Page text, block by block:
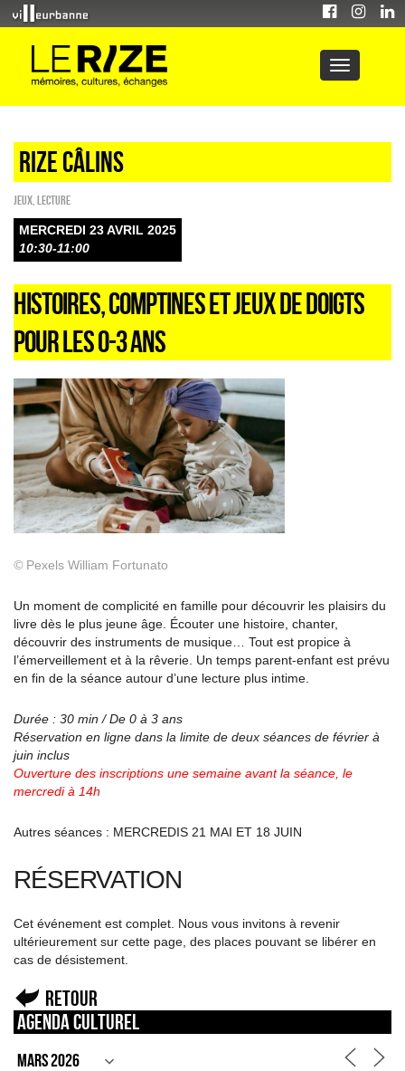
Rize câlins
Jeux Lecture
MERCREDI 23 AVRIL 2025
10:30-11:00
HISTOIRES, COMPTINES ET JEUX DE DOIGTS
POUR LES 0-3 ANS
© Pexels William Fortunato
Un moment de complicité en famille pour découvrir les plaisirs du
livre dès le plus jeune âge. Écouter une histoire, chanter,
découvrir des instruments de musique… Tout est propice à
l’émerveillement et à la rêverie. Un temps parent-enfant est prévu
en fin de la séance autour d’une lecture plus intime.
Durée : 30 min / De 0 à 3 ans
Réservation en ligne dans la limite de deux séances de février à
juin inclus
Ouverture des inscriptions une semaine avant la séance, le
mercredi à 14h
Autres séances : MERCREDIS 21 MAI ET 18 JUIN
RÉSERVATION
Cet événement est complet. Nous vous invitons à revenir
ultérieurement sur cette page, des places pouvant se libérer en
cas de désistement.
Retour
Agenda culturel